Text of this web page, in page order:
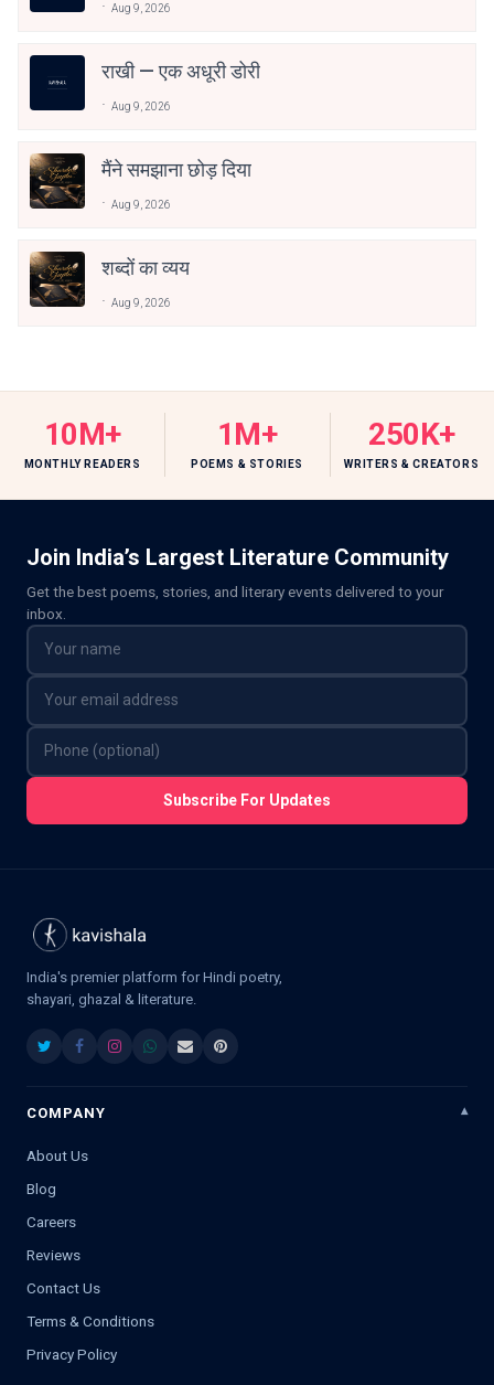
Aug 9, 2026
राखी — एक अधूरी डोरी
Aug 9, 2026
मैंने समझाना छोड़ दिया
Aug 9, 2026
शब्दों का व्यय
Aug 9, 2026
10M+
MONTHLY READERS
1M+
POEMS & STORIES
250K+
WRITERS & CREATORS
Join India’s Largest Literature Community
Get the best poems, stories, and literary events delivered to your
inbox.
Subscribe For Updates
India's premier platform for Hindi poetry,
shayari, ghazal & literature.
COMPANY
About Us
Blog
Careers
Reviews
Contact Us
Terms & Conditions
Privacy Policy